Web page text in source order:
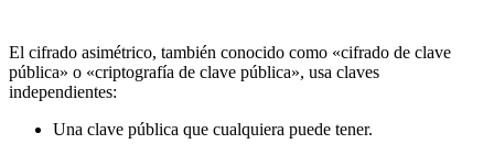
El cifrado asimétrico, también conocido como «cifrado de clave
pública» o «criptografía de clave pública», usa claves
independientes:
Una clave pública que cualquiera puede tener.